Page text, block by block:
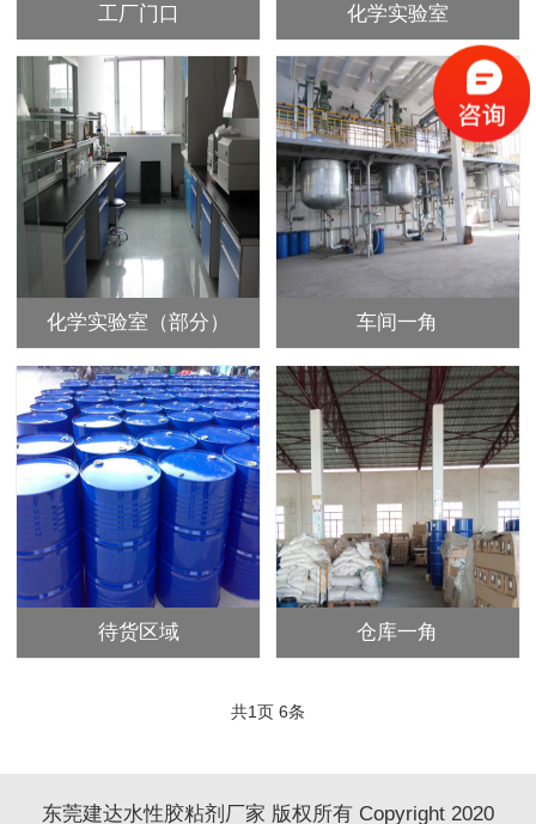
工厂门口 化学实验室
化学实验室（部分） 车间一角
待货区域 仓库一角
共1页 6条
东莞建达水性胶粘剂厂家 版权所有 Copyright 2020